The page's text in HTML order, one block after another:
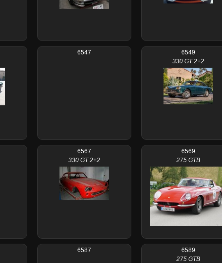
6547
6549
330 GT 2+2
6567
330 GT 2+2
6569
275 GTB
6587
6589
275 GTB